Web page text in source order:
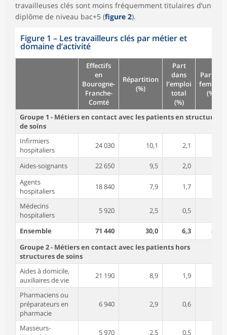
travailleuses clés sont moins fréquemment titulaires d’un
diplôme de niveau bac+5 (figure 2).
Figure 1 – Les travailleurs clés par métier et
domaine d’activité
Effectifs
en
Bourogne-
Franche-
Comté
Répartition
(%)
Part
dans
l’emploi
total
(%)
Part de
femmes
(%)
Groupe 1 - Métiers en contact avec les patients en structures
de soins
Infirmiers
hospitaliers
24 030 10,1 2,1
Aides-soignants 22 650 9,5 2,0
Agents
hospitaliers
18 840 7,9 1,7
Médecins
hospitaliers
5 920 2,5 0,5
Ensemble 71 440 30,0 6,3
85,3
Groupe 2 - Métiers en contact avec les patients hors
structures de soins
Aides à domicile,
auxiliaires de vie
21 190 8,9 1,9
Pharmaciens ou
préparateurs en
pharmacie
6 940 2,9 0,6
Masseurs-
5 970 2,5 0,5